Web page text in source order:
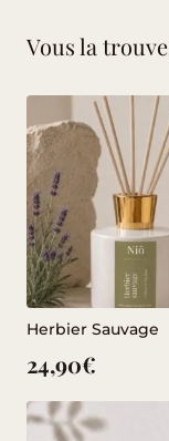
Vous la
Herbier Sauvage
24,90€